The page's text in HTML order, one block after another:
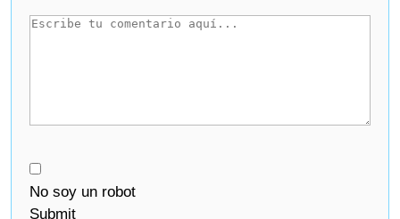
No soy un robot
Submit